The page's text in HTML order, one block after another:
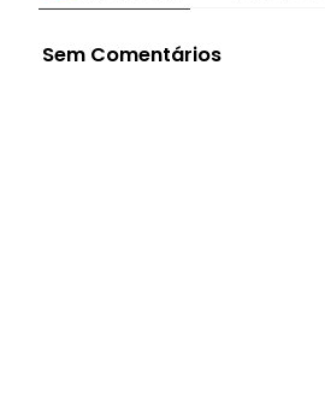
Sem Comentários